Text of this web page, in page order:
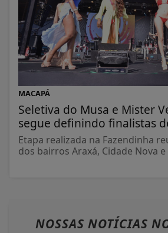
MACAPÁ
Seletiva do Musa e Mister
segue definindo finalistas
Etapa realizada na Fazendinha
dos bairros Araxá, Cidade Nova e
NOSSAS NOTÍCIAS